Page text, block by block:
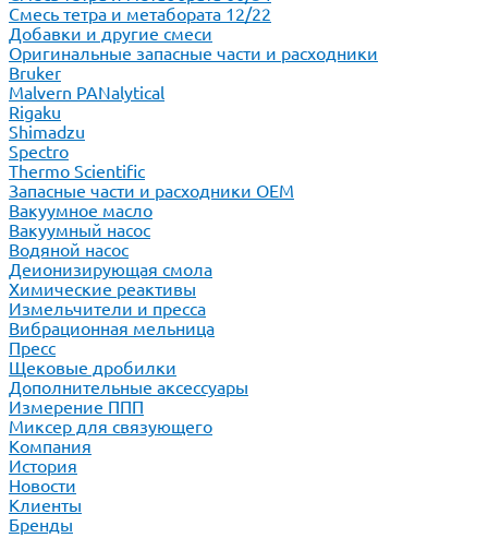
Смесь тетра и метабората 12/22
Добавки и другие смеси
Оригинальные запасные части и расходники
Bruker
Malvern PANalytical
Rigaku
Shimadzu
Spectro
Thermo Scientific
Запасные части и расходники ОЕМ
Вакуумное масло
Вакуумный насос
Водяной насос
Деионизирующая смола
Химические реактивы
Измельчители и пресса
Вибрационная мельница
Пресс
Щековые дробилки
Дополнительные аксессуары
Измерение ППП
Миксер для связующего
Компания
История
Новости
Клиенты
Бренды